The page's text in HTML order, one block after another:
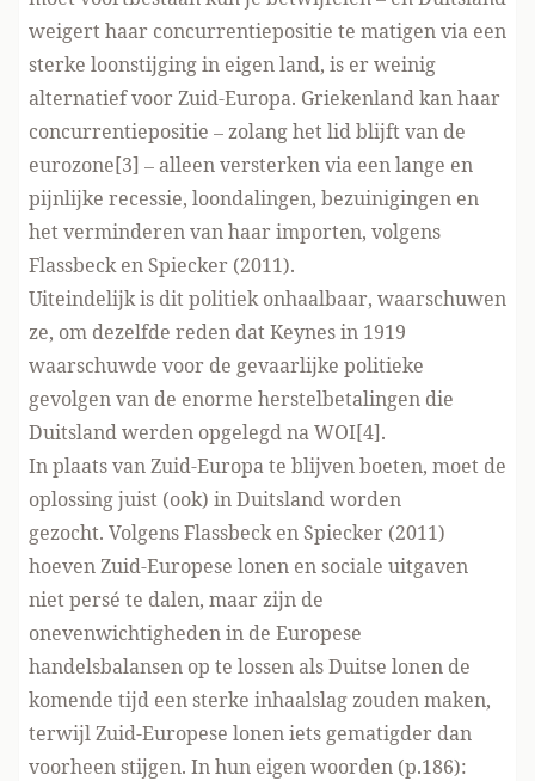
weigert haar concurrentiepositie te matigen via een
sterke loonstijging in eigen land, is er weinig
alternatief voor Zuid-Europa. Griekenland kan haar
concurrentiepositie – zolang het lid blijft van de
eurozone[3] – alleen versterken via een lange en
pijnlijke recessie, loondalingen, bezuinigingen en
het verminderen van haar importen, volgens
Flassbeck en Spiecker (2011).
Uiteindelijk is dit politiek onhaalbaar, waarschuwen
ze, om dezelfde reden dat Keynes in 1919
waarschuwde voor de gevaarlijke politieke
gevolgen van de enorme herstelbetalingen die
Duitsland werden opgelegd na WOI[4].
In plaats van Zuid-Europa te blijven boeten, moet de
oplossing juist (ook) in Duitsland worden
gezocht. Volgens Flassbeck en Spiecker (2011)
hoeven Zuid-Europese lonen en sociale uitgaven
niet persé te dalen, maar zijn de
onevenwichtigheden in de Europese
handelsbalansen op te lossen als Duitse lonen de
komende tijd een sterke inhaalslag zouden maken,
terwijl Zuid-Europese lonen iets gematigder dan
voorheen stijgen. In hun eigen woorden (p.186):